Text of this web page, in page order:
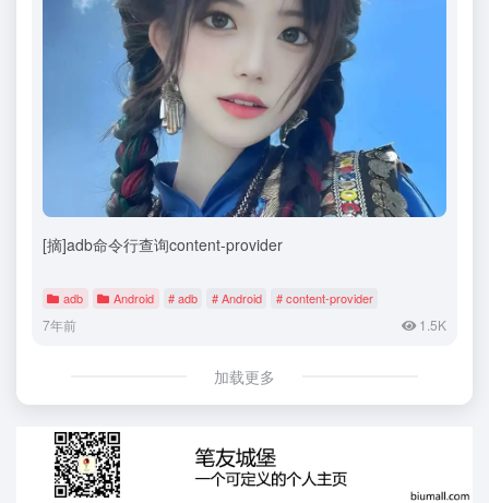
[摘]adb命令行查询content-provider
adb Android # adb # Android # content-provider
7年前 1.5K
加载更多